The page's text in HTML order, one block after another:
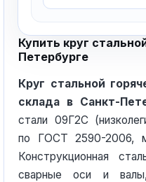
Купить круг
Петербурге
Круг стальной
склада в Санкт-
стали 09Г2С
по ГОСТ 2590-2006,
Конструкционная
сварные оси и